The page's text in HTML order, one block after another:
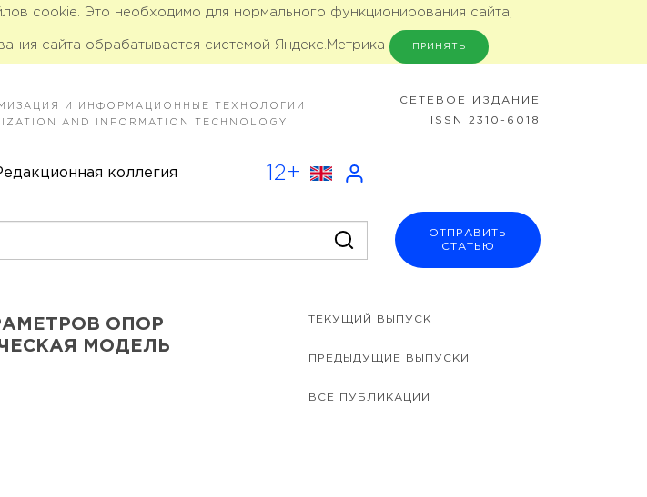
cookie. Это необходимо для нормального функционирования сайта,
сайта обрабатывается системой Яндекс.Метрика ПРИНЯТЬ
И ИНФОРМАЦИОННЫЕ ТЕХНОЛОГИИ
AND INFORMATION TECHNOLOGY
CЕТЕВОЕ ИЗДАНИЕ
ISSN 2310-6018
коллегия 12+
ОТПРАВИТЬ
СТАТЬЮ
ОПОР
МОДЕЛЬ
ТЕКУЩИЙ ВЫПУСК
ПРЕДЫДУЩИЕ ВЫПУСКИ
ВСЕ ПУБЛИКАЦИИ